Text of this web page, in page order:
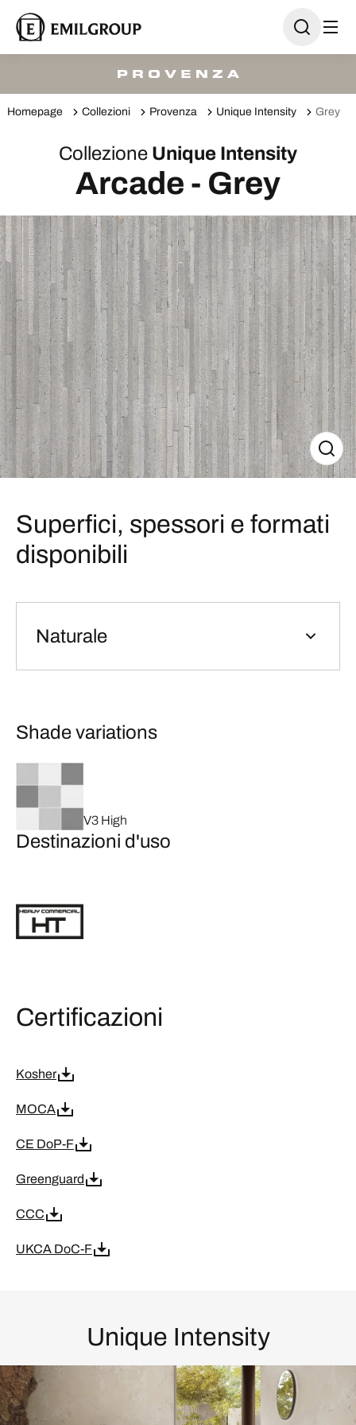
Homepage Collezioni Provenza Unique Intensity Grey
Collezione Unique Intensity
Arcade - Grey
Superfici, spessori e formati
disponibili
Naturale
Shade variations
V3 High
Destinazioni d'uso
Certificazioni
Kosher
MOCA
CE DoP-F
Greenguard
CCC
UKCA DoC-F
Unique Intensity